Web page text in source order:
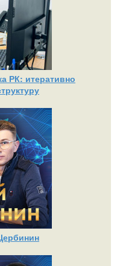
РК: итеративно